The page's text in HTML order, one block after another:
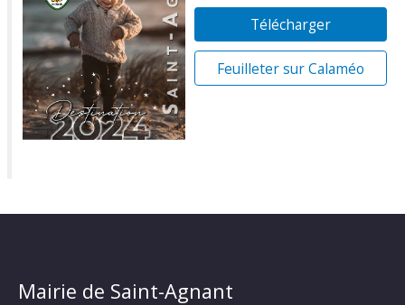
Télécharger
Feuilleter sur Calaméo
Mairie de Saint-Agnant